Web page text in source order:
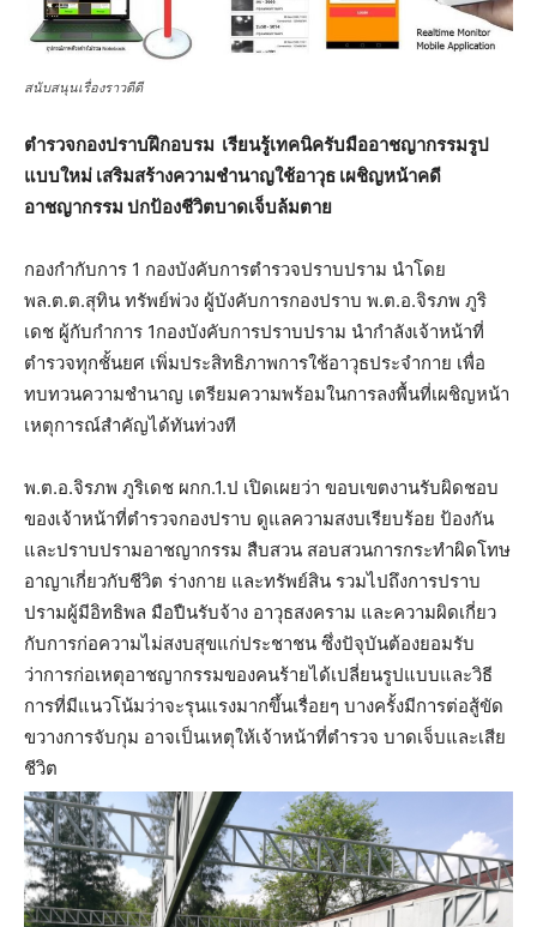
สนับสนุนเรื่องราวดีดี
ตำรวจกองปราบฝึกอบรม เรียนรู้เทคนิครับมืออาชญากรรมรูป
แบบใหม่ เสริมสร้างความชำนาญใช้อาวุธ เผชิญหน้าคดี
อาชญากรรม ปกป้องชีวิตบาดเจ็บล้มตาย
กองกำกับการ 1 กองบังคับการตำรวจปราบปราม นำโดย
พล.ต.ต.สุทิน ทรัพย์พ่วง ผู้บังคับการกองปราบ พ.ต.อ.จิรภพ ภูริ
เดช ผู้กับกำการ 1กองบังคับการปราบปราม นำกำลังเจ้าหน้าที่
ตำรวจทุกชั้นยศ เพิ่มประสิทธิภาพการใช้อาวุธประจำกาย เพื่อ
ทบทวนความชำนาญ เตรียมความพร้อมในการลงพื้นที่เผชิญหน้า
เหตุการณ์สำคัญได้ทันท่วงที
พ.ต.อ.จิรภพ ภูริเดช ผกก.1.ป เปิดเผยว่า ขอบเขตงานรับผิดชอบ
ของเจ้าหน้าที่ตำรวจกองปราบ ดูแลความสงบเรียบร้อย ป้องกัน
และปราบปรามอาชญากรรม สืบสวน สอบสวนการกระทำผิดโทษ
อาญาเกี่ยวกับชีวิต ร่างกาย และทรัพย์​สิน รวมไปถึงการปราบ
ปรามผู้มีอิทธิพล มือปืนรับจ้าง อาวุธสงคราม และความผิดเกี่ยว
กับการก่อความไม่สงบสุขแก่ประชาชน ซึ่งปัจุบันต้องยอมรับ
ว่าการก่อเหตุอาชญากรรมของคนร้ายได้เปลี่ยนรูปแบบและวิธี
การที่มีแนวโน้มว่าจะรุนแรงมากขึ้นเรื่อยๆ บางครั้งมีการต่อสู้ขัด
ขวางการจับกุม อาจเป็นเหตุให้เจ้าหน้าที่ตำรวจ บาดเจ็บและเสีย
ชีวิต